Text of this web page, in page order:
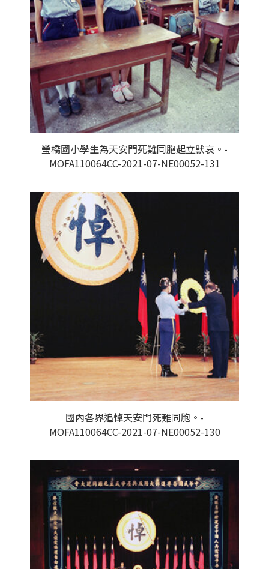
瑩橋國小學生為天安門死難同胞起立默哀。-
MOFA110064CC-2021-07-NE00052-131
國內各界追悼天安門死難同胞。-
MOFA110064CC-2021-07-NE00052-130